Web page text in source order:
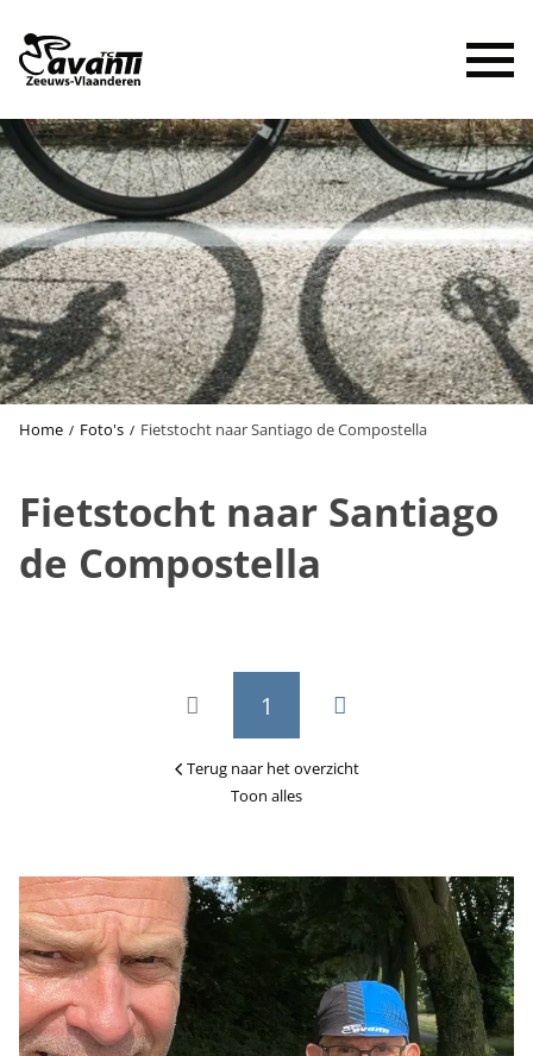
Home Foto's Fietstocht naar Santiago de Compostella
Fietstocht naar Santiago
de Compostella
Terug naar het overzicht
1
Toon alles